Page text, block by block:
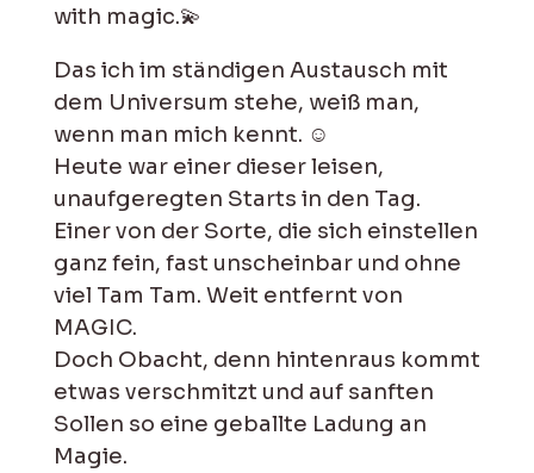
with magic.💫
Das ich im ständigen Austausch mit
dem Universum stehe, weiß man,
wenn man mich kennt. ☺️
Heute war einer dieser leisen,
unaufgeregten Starts in den Tag.
Einer von der Sorte, die sich einstellen
ganz fein, fast unscheinbar und ohne
viel Tam Tam. Weit entfernt von
MAGIC.
Doch Obacht, denn hintenraus kommt
etwas verschmitzt und auf sanften
Sollen so eine geballte Ladung an
Magie.